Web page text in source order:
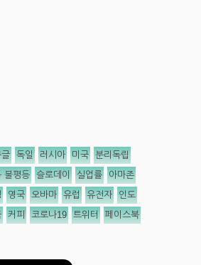
독일 러시아 미국 분리독립
불평등 슬로데이 실업률 아마존
영국 오바마 유럽 유전자 인도
커피 코로나19 트위터 페이스북